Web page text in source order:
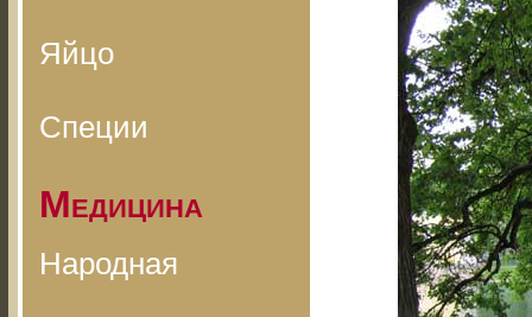
Яйцо
Специи
Медицина
Народная